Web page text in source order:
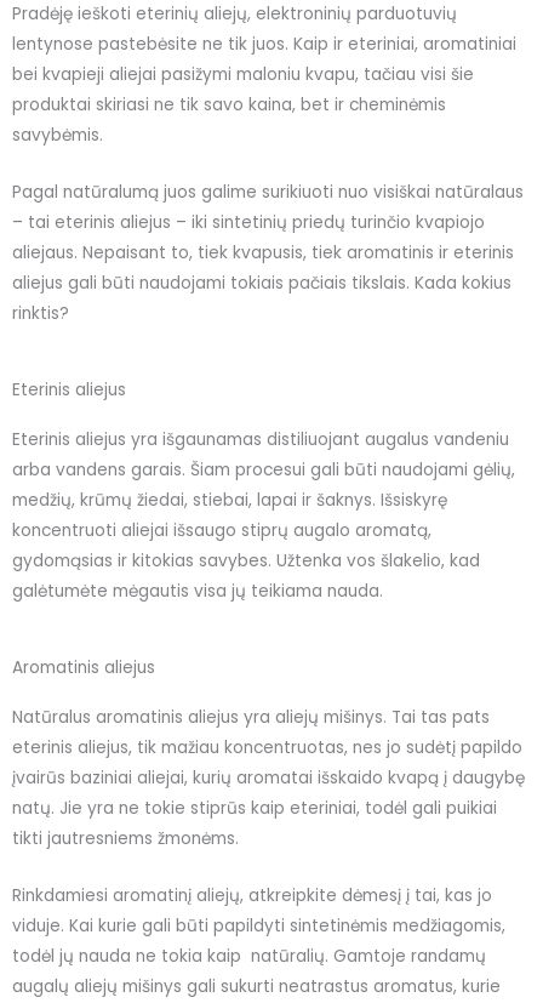
Pradėję ieškoti eterinių aliejų, elektroninių parduotuvių
lentynose pastebėsite ne tik juos. Kaip ir eteriniai, aromatiniai
bei kvapieji aliejai pasižymi maloniu kvapu, tačiau visi šie
produktai skiriasi ne tik savo kaina, bet ir cheminėmis
savybėmis.
Pagal natūralumą juos galime surikiuoti nuo visiškai natūralaus
– tai eterinis aliejus – iki sintetinių priedų turinčio kvapiojo
aliejaus. Nepaisant to, tiek kvapusis, tiek aromatinis ir eterinis
aliejus gali būti naudojami tokiais pačiais tikslais. Kada kokius
rinktis?
Eterinis aliejus
Eterinis aliejus yra išgaunamas distiliuojant augalus vandeniu
arba vandens garais. Šiam procesui gali būti naudojami gėlių,
medžių, krūmų žiedai, stiebai, lapai ir šaknys. Išsiskyrę
koncentruoti aliejai išsaugo stiprų augalo aromatą,
gydomąsias ir kitokias savybes. Užtenka vos šlakelio, kad
galėtumėte mėgautis visa jų teikiama nauda.
Aromatinis aliejus
Natūralus aromatinis aliejus yra aliejų mišinys. Tai tas pats
eterinis aliejus, tik mažiau koncentruotas, nes jo sudėtį papildo
įvairūs baziniai aliejai, kurių aromatai išskaido kvapą į daugybę
natų. Jie yra ne tokie stiprūs kaip eteriniai, todėl gali puikiai
tikti jautresniems žmonėms.
Rinkdamiesi aromatinį aliejų, atkreipkite dėmesį į tai, kas jo
viduje. Kai kurie gali būti papildyti sintetinėmis medžiagomis,
todėl jų nauda ne tokia kaip natūralių. Gamtoje randamų
augalų aliejų mišinys gali sukurti neatrastus aromatus, kurie